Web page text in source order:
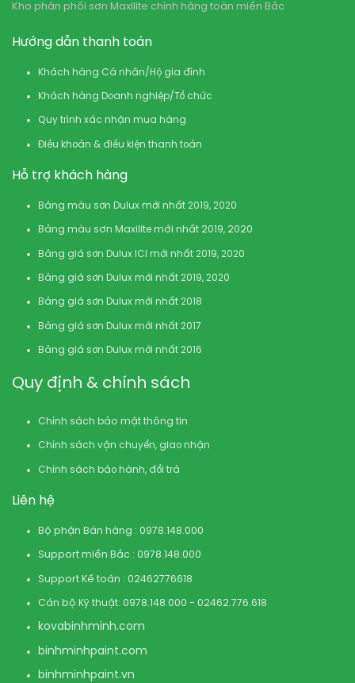
Kho phân phối sơn Maxilite chính hãng toàn miền Bắc
Hướng dẫn thanh toán
Khách hàng Cá nhân/Hộ gia đình
Khách hàng Doanh nghiệp/Tổ chức
Quy trình xác nhận mua hàng
Điều khoản & điều kiện thanh toán
Hỗ trợ khách hàng
Bảng màu sơn Dulux mới nhất 2019, 2020
Bảng màu sơn Maxilite mới nhất 2019, 2020
Bảng giá sơn Dulux ICI mới nhất 2019, 2020
Bảng giá sơn Dulux mới nhất 2019, 2020
Bảng giá sơn Dulux mới nhất 2018
Bảng giá sơn Dulux mới nhất 2017
Bảng giá sơn Dulux mới nhất 2016
Quy định & chính sách
Chính sách bảo mật thông tin
Chính sách vận chuyển, giao nhận
Chính sách bảo hành, đổi trả
Liên hệ
Bộ phận Bán hàng : 0978.148.000
Support miền Bắc : 0978.148.000
Support Kế toán : 02462776618
Cán bộ Kỹ thuật: 0978.148.000 - 02462.776.618
kovabinhminh.com
binhminhpaint.com
binhminhpaint.vn